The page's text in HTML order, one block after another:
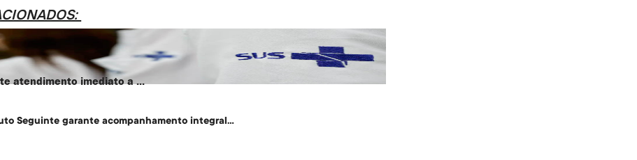
atendimento imediato a ...
Seguinte garante acompanhamento integral...